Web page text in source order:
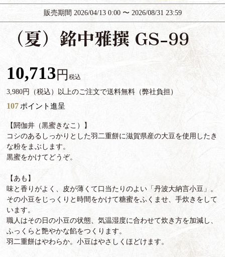
販売期間 2026/04/13 0:00 〜 2026/08/31 23:59
（夏）銘中雅撰 GS-99
10,713 税込
3,980円（税込）以上のご注文で送料無料（弊社負担）
107 ポイント進呈
【閼伽井（黒蜜きなこ）】
コシのあるしっかりとした羽二重餅に滋賀県産の大豆を使用したき
な粉をまぶします。
黒蜜をかけてどうぞ。
【あも】
味と香りがよく、皮が薄くて口当たりのよい「丹波大納言小豆」。
その小豆をじっくりと時間をかけて糖蜜をふくませ、手炊きをして
います。
職人はその日の小豆の状態、気温湿度に合わせて炊き方を加減し、
ふっくらと艶やかな餡をつくります。
羽二重餅はやわらか。小豆はやさしくほどけます。